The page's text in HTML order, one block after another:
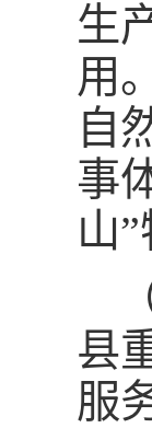
生
用
自
事
山
县
服